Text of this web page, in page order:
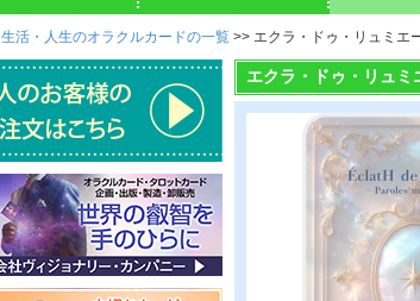
生活・人生のオラクルカードの一覧 >> エクラ・ドゥ・リュミエ
エクラ・ドゥ・リュミ